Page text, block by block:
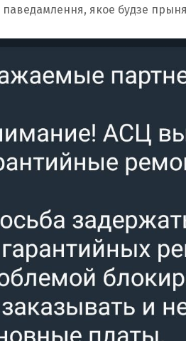
паведамлення, якое будзе